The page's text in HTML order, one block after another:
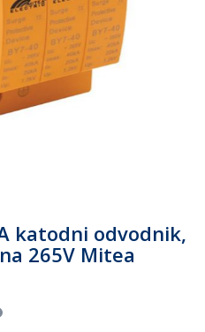
katodni odvodnik,
265V Mitea